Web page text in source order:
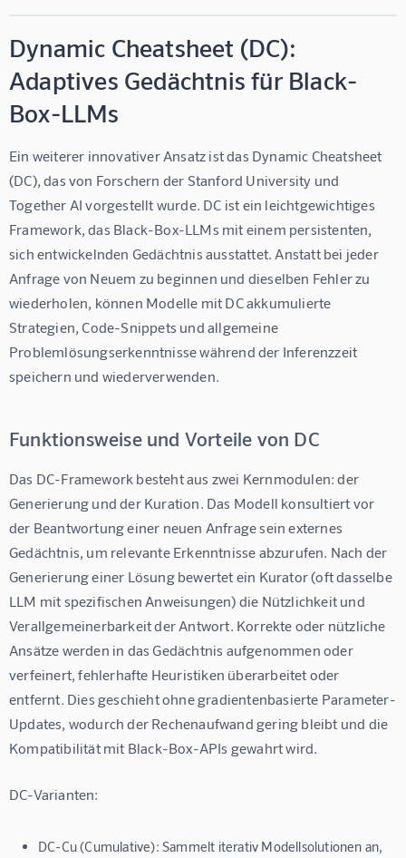
Dynamic Cheatsheet (DC):
Adaptives Gedächtnis für Black-
Box-LLMs
Ein weiterer innovativer Ansatz ist das Dynamic Cheatsheet
(DC), das von Forschern der Stanford University und
Together AI vorgestellt wurde. DC ist ein leichtgewichtiges
Framework, das Black-Box-LLMs mit einem persistenten,
sich entwickelnden Gedächtnis ausstattet. Anstatt bei jeder
Anfrage von Neuem zu beginnen und dieselben Fehler zu
wiederholen, können Modelle mit DC akkumulierte
Strategien, Code-Snippets und allgemeine
Problemlösungserkenntnisse während der Inferenzzeit
speichern und wiederverwenden.
Funktionsweise und Vorteile von DC
Das DC-Framework besteht aus zwei Kernmodulen: der
Generierung und der Kuration . Das Modell konsultiert vor
der Beantwortung einer neuen Anfrage sein externes
Gedächtnis, um relevante Erkenntnisse abzurufen. Nach der
Generierung einer Lösung bewertet ein Kurator (oft dasselbe
LLM mit spezifischen Anweisungen) die Nützlichkeit und
Verallgemeinerbarkeit der Antwort. Korrekte oder nützliche
Ansätze werden in das Gedächtnis aufgenommen oder
verfeinert, fehlerhafte Heuristiken überarbeitet oder
entfernt. Dies geschieht ohne gradientenbasierte Parameter-
Updates, wodurch der Rechenaufwand gering bleibt und die
Kompatibilität mit Black-Box-APIs gewahrt wird.
DC-Varianten:
DC-Cu (Cumulative): Sammelt iterativ Modellsolutionen an,